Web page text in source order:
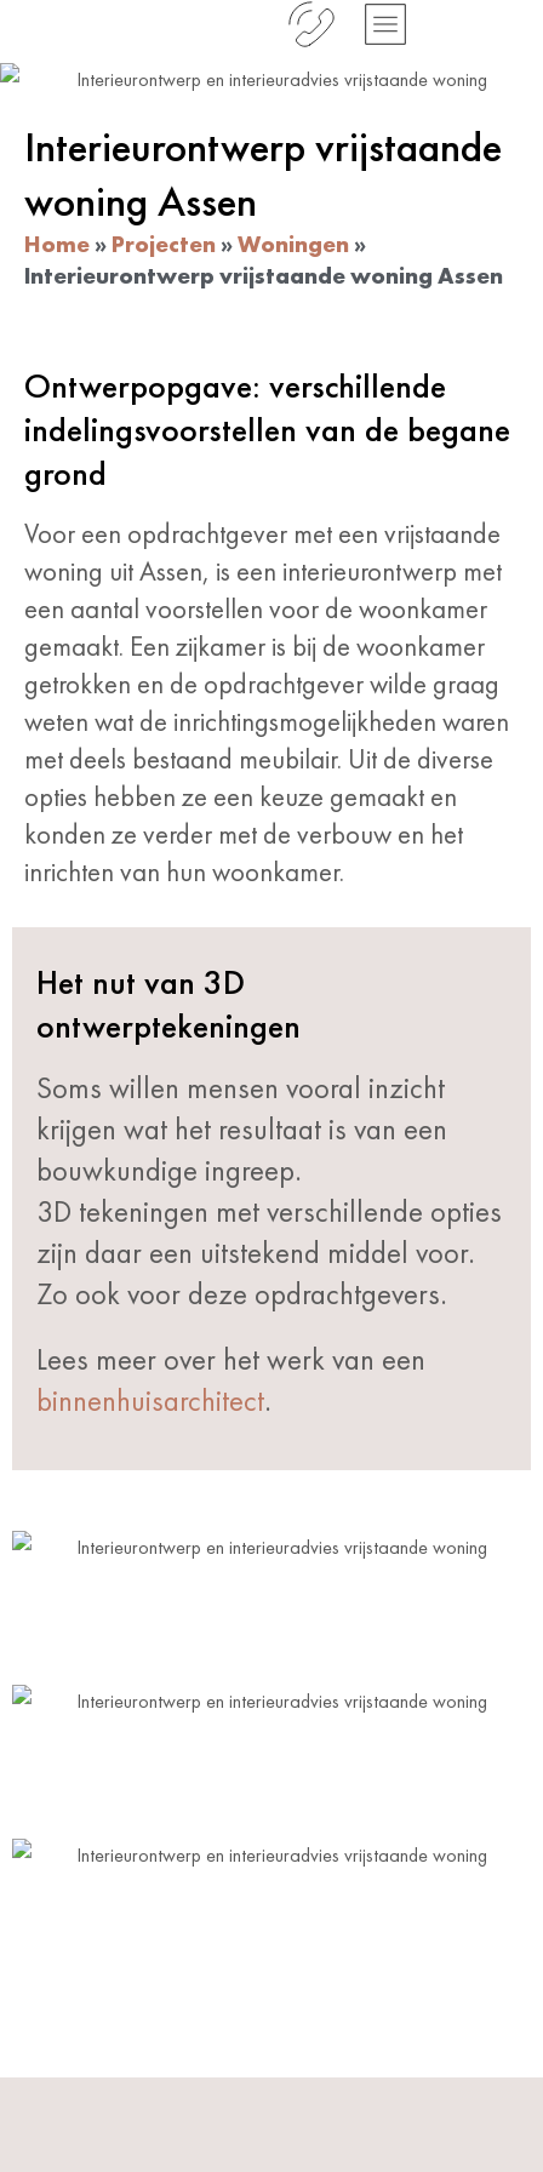
Interieurontwerp vrijstaande
woning Assen
Home » Projecten »Woningen »
Interieurontwerp vrijstaande woning Assen
Het nut van 3D
ontwerptekeningen
Soms willen mensen vooral inzicht
krijgen wat het resultaat is van een
bouwkundige ingreep.
3D tekeningen met verschillende opties
zijn daar een uitstekend middel voor.
Zo ook voor deze opdrachtgevers.
Lees meer over het werk van een
binnenhuisarchitect.
Ontwerpopgave: verschillende
indelingsvoorstellen van de begane
grond
Voor een opdrachtgever met een vrijstaande
woning uit Assen, is een interieurontwerp met
een aantal voorstellen voor de woonkamer
gemaakt. Een zijkamer is bij de woonkamer
getrokken en de opdrachtgever wilde graag
weten wat de inrichtingsmogelijkheden waren
met deels bestaand meubilair. Uit de diverse
opties hebben ze een keuze gemaakt en
konden ze verder met de verbouw en het
inrichten van hun woonkamer.